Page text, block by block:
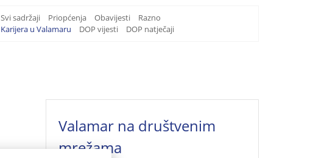
Svi sadržaji Priopćenja Obavijesti
Razno
Karijera u Valamaru
DOP vijesti DOP natječaji
Valamar na društvenim
mrežama